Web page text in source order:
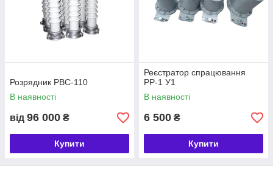
Розрядник РВС-110
В наявності
від 96 000 ₴
Купити
Реєстратор спрацювання
РР-1 У1
В наявності
6 500 ₴
Купити